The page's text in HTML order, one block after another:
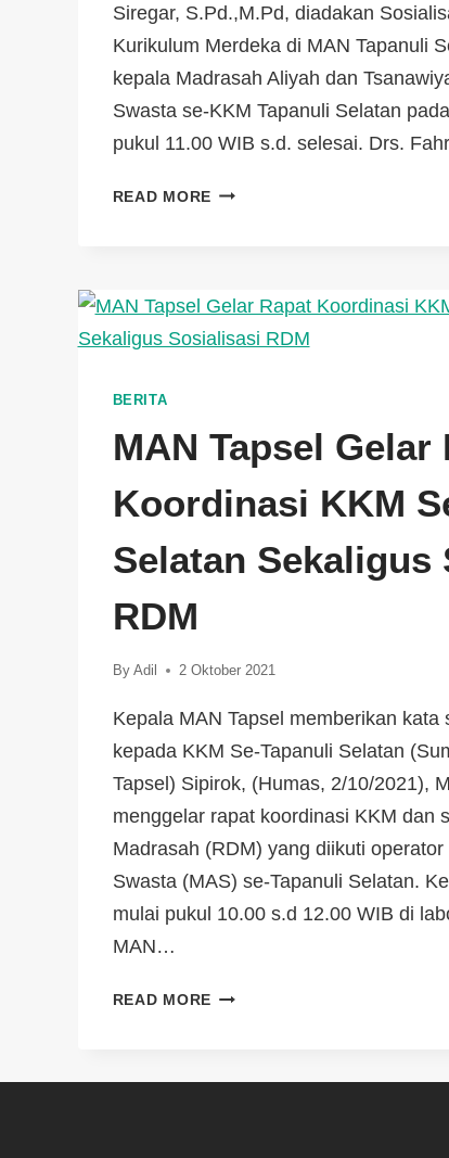
Siregar, S.Pd.,M.Pd, diadakan
Kurikulum Merdeka di MAN Tapanuli
kepala Madrasah Aliyah dan
Swasta se-KKM Tapanuli Selatan
pukul 11.00 WIB s.d. selesai. Drs.
READ MORE
BERITA
MAN Tapsel Gelar
Koordinasi KKM
Selatan Sekaligus
RDM
By Adil 2 Oktober 2021
Kepala MAN Tapsel memberikan kata
kepada KKM Se-Tapanuli Selatan
Tapsel) Sipirok, (Humas, 2/10/2021),
menggelar rapat koordinasi KKM dan
Madrasah (RDM) yang diikuti
Swasta (MAS) se-Tapanuli Selatan.
mulai pukul 10.00 s.d 12.00 WIB di
MAN…
READ MORE